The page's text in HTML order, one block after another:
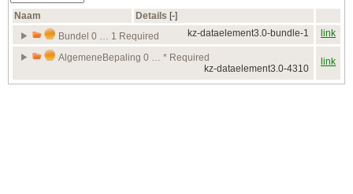
Naam Details [‑]
Bundel 0 … 1 Required
kz-dataelement3.0-bundle-1 link
AlgemeneBepaling 0 … * Required
kz-dataelement3.0-4310
link